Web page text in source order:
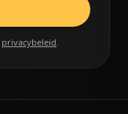
privacybeleid.